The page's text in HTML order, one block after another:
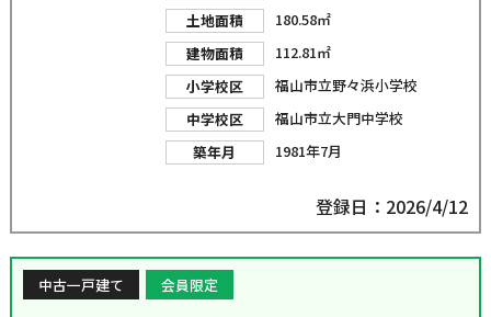
土地面積
180.58㎡
建物面積
112.81㎡
小学校区
福山市立野々浜小学校
中学校区
福山市立大門中学校
築年月
1981年7月
登録日：2026/4/12
中古一戸建て 会員限定